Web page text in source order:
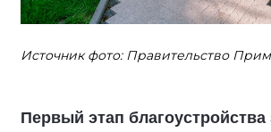
Источник фото: Правительство
Первый этап благоустройства